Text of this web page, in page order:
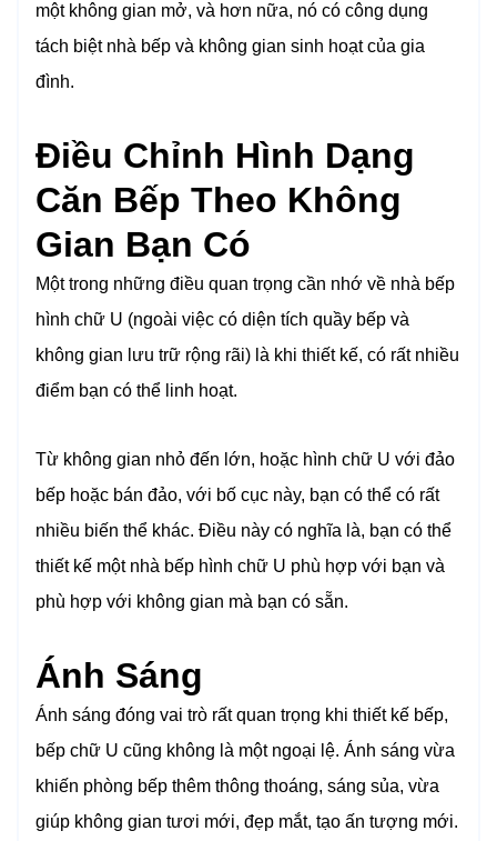
một không gian mở, và hơn nữa, nó có công dụng
tách biệt nhà bếp và không gian sinh hoạt của gia
đình.
Điều Chỉnh Hình Dạng
Căn Bếp Theo Không
Gian Bạn Có
Một trong những điều quan trọng cần nhớ về nhà bếp
hình chữ U (ngoài việc có diện tích quầy bếp và
không gian lưu trữ rộng rãi) là khi thiết kế, có rất nhiều
điểm bạn có thể linh hoạt.
Từ không gian nhỏ đến lớn, hoặc hình chữ U với đảo
bếp hoặc bán đảo, với bố cục này, bạn có thể có rất
nhiều biến thể khác. Điều này có nghĩa là, bạn có thể
thiết kế một nhà bếp hình chữ U phù hợp với bạn và
phù hợp với không gian mà bạn có sẵn.
Ánh Sáng
Ánh sáng đóng vai trò rất quan trọng khi thiết kế bếp,
bếp chữ U cũng không là một ngoại lệ. Ánh sáng vừa
khiến phòng bếp thêm thông thoáng, sáng sủa, vừa
giúp không gian tươi mới, đẹp mắt, tạo ấn tượng mới.